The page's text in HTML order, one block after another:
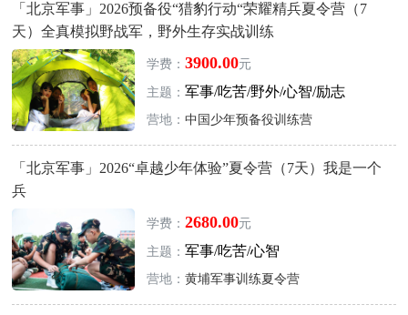
「北京军事」2026预备役“猎豹行动“荣耀精兵夏令营（7
天）全真模拟野战军，野外生存实战训练
学费： 3900.00元
主题： 军事/吃苦/野外/心智/励志
营地： 中国少年预备役训练营
「北京军事」2026“卓越少年体验”夏令营（7天）我是一个
兵
学费： 2680.00元
主题： 军事/吃苦/心智
营地： 黄埔军事训练夏令营